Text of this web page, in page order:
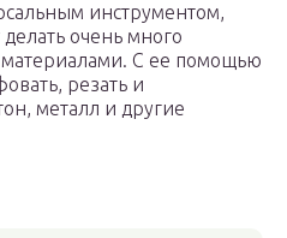
инструментом,
очень много
С ее помощью
резать и
металл и другие